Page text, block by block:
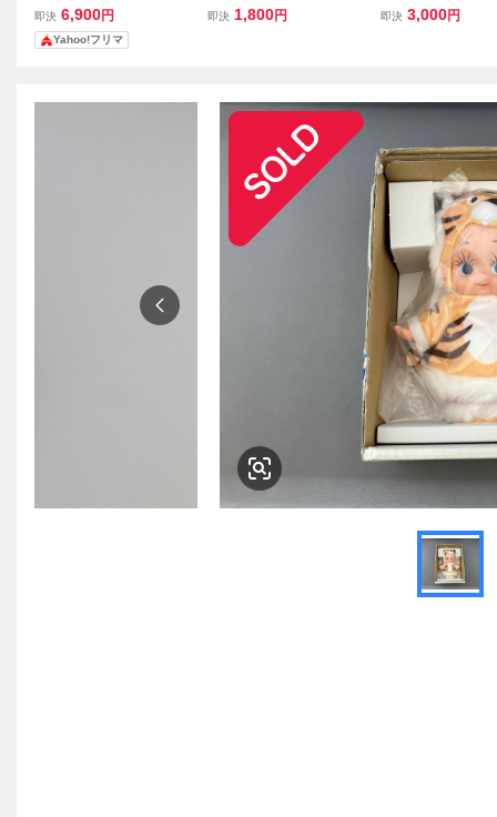
100周年 プラチナキュー
ピーセット 非売品 外箱開
封 薄紙未開封品
即決 6,900円
Yahoo!フリマ
リオザキューピー フィギ
即決 1,800円
ーピー人形 干支キ
即決 3,000円